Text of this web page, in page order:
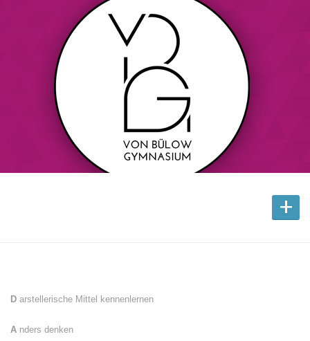
+
D arstellerische Mittel kennenlernen
A nders denken